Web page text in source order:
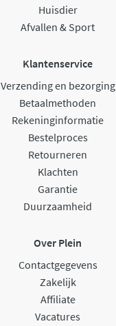
Huisdier
Afvallen & Sport
Klantenservice
Verzending en bezorging
Betaalmethoden
Rekeninginformatie
Bestelproces
Retourneren
Klachten
Garantie
Duurzaamheid
Over Plein
Contactgegevens
Zakelijk
Affiliate
Vacatures